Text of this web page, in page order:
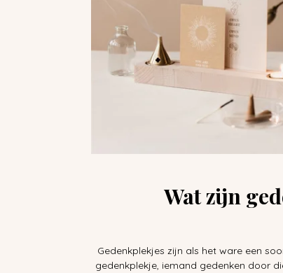
Wat zijn
Gedenkplekjes zijn als het ware een
gedenkplekje, iemand gedenken door